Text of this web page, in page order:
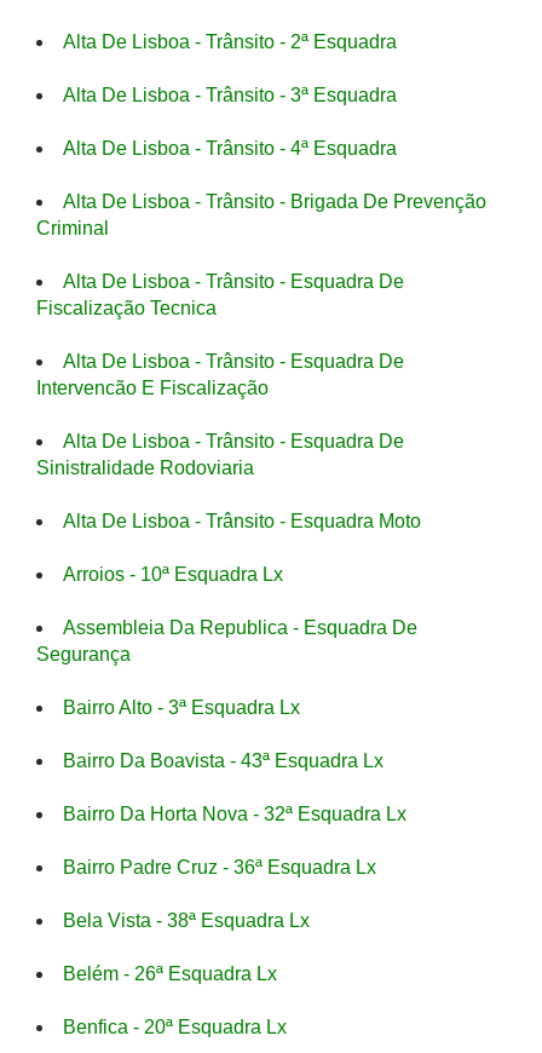
Alta De Lisboa - Trânsito - 2ª Esquadra
Alta De Lisboa - Trânsito - 3ª Esquadra
Alta De Lisboa - Trânsito - 4ª Esquadra
Alta De Lisboa - Trânsito - Brigada De Prevenção
Criminal
Alta De Lisboa - Trânsito - Esquadra De
Fiscalização Tecnica
Alta De Lisboa - Trânsito - Esquadra De
Intervencão E Fiscalização
Alta De Lisboa - Trânsito - Esquadra De
Sinistralidade Rodoviaria
Alta De Lisboa - Trânsito - Esquadra Moto
Arroios - 10ª Esquadra Lx
Assembleia Da Republica - Esquadra De
Segurança
Bairro Alto - 3ª Esquadra Lx
Bairro Da Boavista - 43ª Esquadra Lx
Bairro Da Horta Nova - 32ª Esquadra Lx
Bairro Padre Cruz - 36ª Esquadra Lx
Bela Vista - 38ª Esquadra Lx
Belém - 26ª Esquadra Lx
Benfica - 20ª Esquadra Lx